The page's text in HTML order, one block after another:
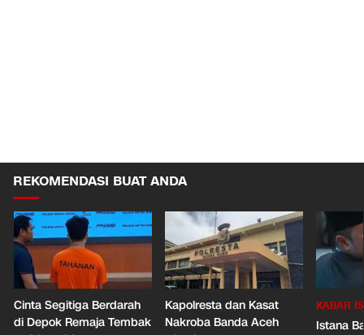
REKOMENDASI BUAT ANDA
Cinta Segitiga Berdarah
di Depok Remaja Tembak
Kapolresta dan Kasat
Nakroba Banda Aceh
KABAR
Istana